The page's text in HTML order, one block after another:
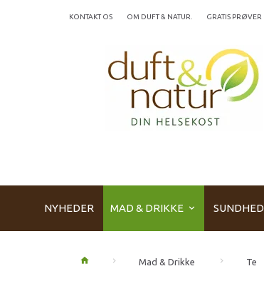
KONTAKT OS OM DUFT & NATUR. GRATIS PRØVER
NYHEDER MAD & DRIKKE SUNDHED
Mad & Drikke Te